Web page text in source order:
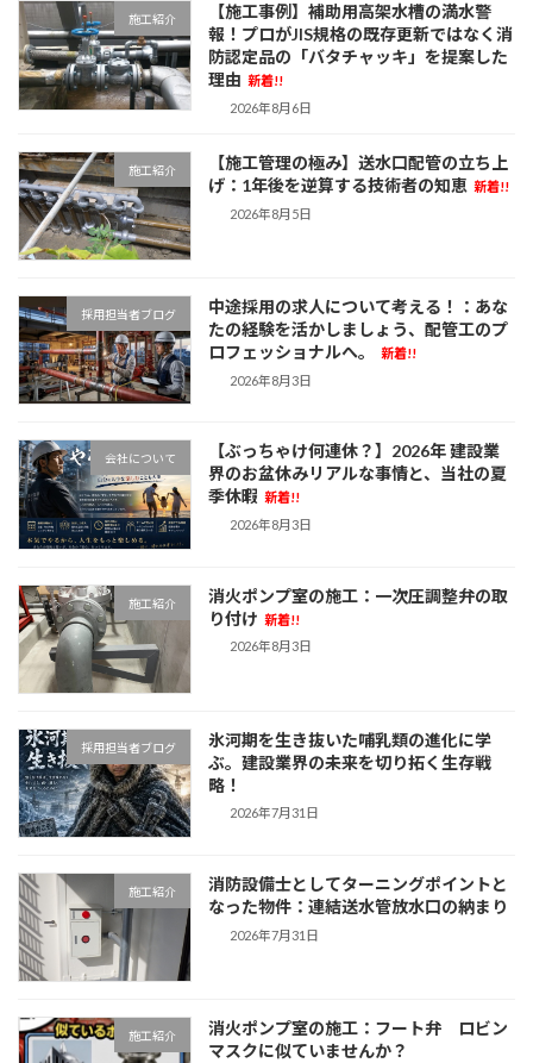
施工紹介
【施工事例】補助用高架水槽の満水警
報！プロがJIS規格の既存更新ではなく消
防認定品の「バタチャッキ」を提案した
理由 新着!!
2026年8月6日
施工紹介
【施工管理の極み】送水口配管の立ち上
げ：1年後を逆算する技術者の知恵 新着!!
2026年8月5日
採用担当者ブログ
中途採用の求人について考える！：あな
たの経験を活かしましょう、配管工のプ
ロフェッショナルへ。
新着!!
2026年8月3日
会社について
【ぶっちゃけ何連休？】2026年 建設業
界のお盆休みリアルな事情と、当社の夏
季休暇 新着!!
2026年8月3日
施工紹介
消火ポンプ室の施工：一次圧調整弁の取
り付け 新着!!
2026年8月3日
採用担当者ブログ
氷河期を生き抜いた哺乳類の進化に学
ぶ。建設業界の未来を切り拓く生存戦
略！
2026年7月31日
施工紹介
消防設備士としてターニングポイントと
なった物件：連結送水管放水口の納まり
2026年7月31日
施工紹介
消火ポンプ室の施工：フート弁 ロビン
マスクに似ていませんか？